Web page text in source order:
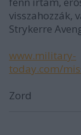
visszahozzák,
Strykerre
www.military-
today.com/
Zord